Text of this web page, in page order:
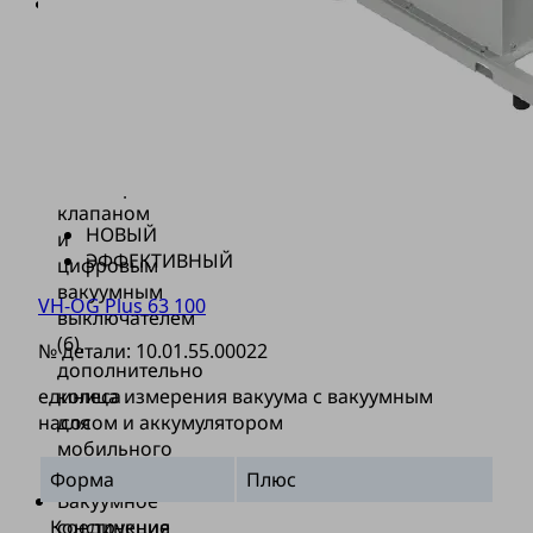
клапаном
и
цифровым
вакуумным
выключателем
(6),
дополнительно
колеса
для
мобильного
использования
Вакуумное
соединение
НОВЫЙ
ЭФФЕКТИВНЫЙ
VH-OG Plus 63 100
№ детали: 10.01.55.00022
единица измерения вакуума с вакуумным
насосом и аккумулятором
Форма
Плюс
Конструкция